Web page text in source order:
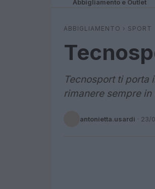
Abbigliamento e Outlet
ABBIGLIAMENTO › SPORT
Tecnosport ti porta
rimanere sempre in
antonietta.usardi · 23/